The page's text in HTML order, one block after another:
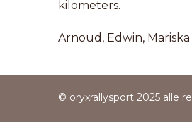
kilometers.
Arnoud, Edwin,
© oryxrallysport 2025 alle